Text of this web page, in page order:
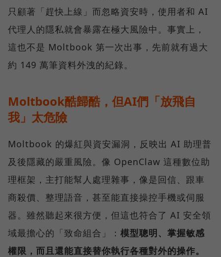
只顧著「趕快上線」而忽略資安時，使用者和 AI
代理人的隱私就會暴露在極大風險中。事實上，
這也不是 Moltbook 第一次出事，先前就有過大
約 149 萬筆資料外洩的紀錄。
Moltbook酷歸酷，但AI們「放飛自
我」太危險
Moltbook 的爆紅與資安漏洞，反映出 AI 助理普
及後隱藏的嚴重風險。像 OpenClaw 這種數位助
理框架，主打能幫人處理雜事，像是回信、跟車
商殺價、整理語音，甚至能直接操控手機或伺服
器。雖然聽起來很方便，但這也符合了 AI 安全領
域最擔心的「致命組合」： 模型聰明、掌握敏感
權限，而且還能直接替你執行各種對外的操作。